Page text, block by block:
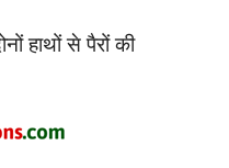
हाथों से पैरों की